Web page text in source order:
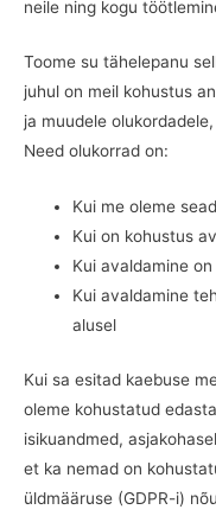
neile ning kogu
Toome su tähelepanu
juhul on meil kohustus
ja muudele
Need olukorrad on:
Kui me oleme
Kui on kohustus
Kui avaldamine
Kui avaldamine
alusel
Kui sa esitad kaebuse
oleme kohustatud
isikuandmed,
et ka nemad on
üldmääruse (GDPR-i)